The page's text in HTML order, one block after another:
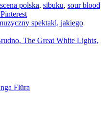
scena polska, sibuku, sour blood
Pinterest
spektakl, jakiego
The Great White Lights,